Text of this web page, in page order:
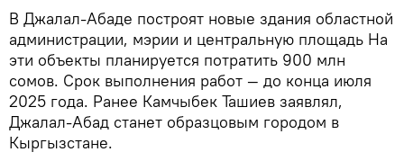
В Джалал-Абаде построят новые здания областной
администрации, мэрии и центральную площадь На
эти объекты планируется потратить 900 млн
сомов. Срок выполнения работ — до конца июля
2025 года. Ранее Камчыбек Ташиев заявлял,
Джалал-Абад станет образцовым городом в
Кыргызстане.